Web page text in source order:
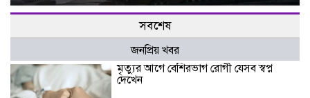
সবশেষ
জনপ্রিয় খবর
মৃত্যুর আগে বেশিরভাগ রোগী যেসব স্বপ্ন
দেখেন